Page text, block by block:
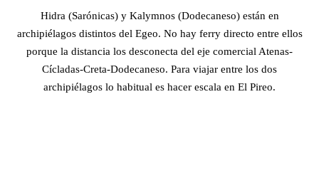
Hidra (Sarónicas) y Kalymnos (Dodecaneso) están en
archipiélagos distintos del Egeo. No hay ferry directo entre ellos
porque la distancia los desconecta del eje comercial Atenas-
Cícladas-Creta-Dodecaneso. Para viajar entre los dos
archipiélagos lo habitual es hacer escala en El Pireo.